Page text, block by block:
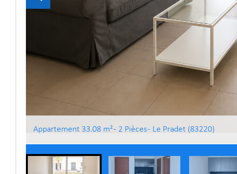
Appartement 33.08 m² - 2 Pièces - Le Pradet (83220)